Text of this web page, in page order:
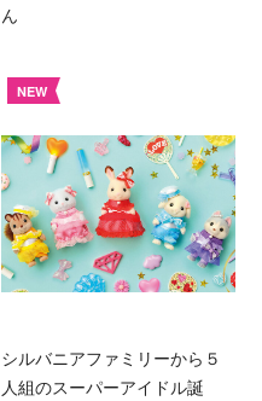
ん
NEW
シルバニアファミリーから５
人組のスーパーアイドル誕